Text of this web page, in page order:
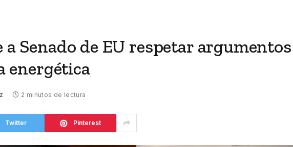
Senado de EU respetar argumentos
energética
2 minutos de lectura
Twitter Pinterest